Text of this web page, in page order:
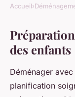
DÉMÉNAGEMENT
enfants :
admin 15 mars
Accueil›
des enfants
Déménager
planification